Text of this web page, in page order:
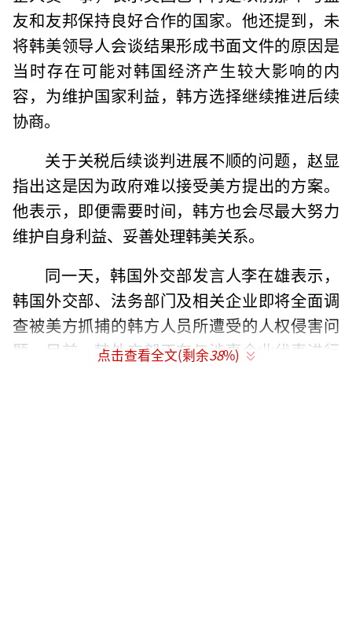
友和友邦保持良好合作的国家。他还提到，未
将韩美领导人会谈结果形成书面文件的原因是
当时存在可能对韩国经济产生较大影响的内
容，为维护国家利益，韩方选择继续推进后续
协商。
关于关税后续谈判进展不顺的问题，赵显
指出这是因为政府难以接受美方提出的方案。
他表示，即便需要时间，韩方也会尽最大努力
维护自身利益、妥善处理韩美关系。
同一天，韩国外交部发言人李在雄表示，
韩国外交部、法务部门及相关企业即将全面调
查被美方抓捕的韩方人员所遭受的人权侵害问
题。目前，韩外交部正在与涉事企业代表进行
点击查看全文(剩余38%)